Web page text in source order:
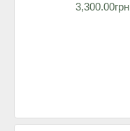
3,300.00грн